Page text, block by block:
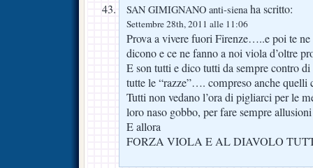
SAN GIMIGNANO anti-sienaha scritto:
Settembre 28th, 2011 alle 11:06
Prova a vivere fuori Firenze…..e poi te ne
dicono e ce ne fanno a noi viola d’oltre
E son tutti e dico tutti da sempre contro
tutte le “razze”…. compreso anche
Tutti non vedano l’ora di pigliarci per le
loro naso gobbo, per fare sempre
E allora
FORZA VIOLA E AL DIAVOLO